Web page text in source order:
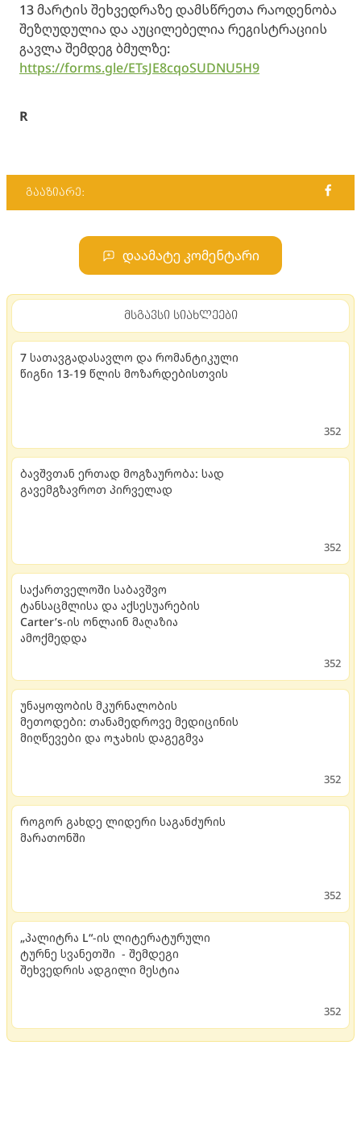
13 მარტის შეხვედრაზე დამსწრეთა რაოდენობა
შეზღუდულია და აუცილებელია რეგისტრაციის
გავლა შემდეგ ბმულზე:
https://forms.gle/ETsJE8cqoSUDNU5H9
R
გააზიარე:
დაამატე კომენტარი
მსგავსი სიახლეები
7 სათავგადასავლო და რომანტიკული
წიგნი 13-19 წლის მოზარდებისთვის
352
ბავშვთან ერთად მოგზაურობა: სად
გავემგზავროთ პირველად
352
საქართველოში საბავშვო
ტანსაცმლისა და აქსესუარების
Carter’s-ის ონლაინ მაღაზია
ამოქმედდა
352
უნაყოფობის მკურნალობის
მეთოდები: თანამედროვე მედიცინის
მიღწევები და ოჯახის დაგეგმვა
352
როგორ გახდე ლიდერი საგანძურის
მარათონში
352
„პალიტრა L“-ის ლიტერატურული
ტურნე სვანეთში - შემდეგი
შეხვედრის ადგილი მესტია
352